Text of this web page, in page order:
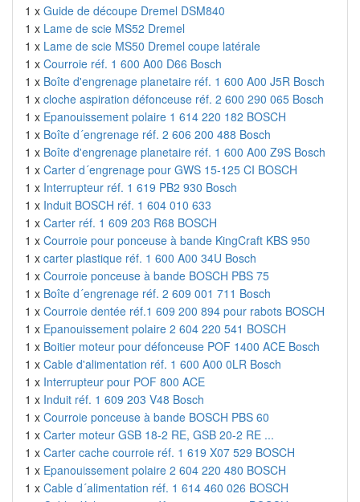
1 x Guide de découpe Dremel DSM840
1 x Lame de scie MS52 Dremel
1 x Lame de scie MS50 Dremel coupe latérale
1 x Courroie réf. 1 600 A00 D66 Bosch
1 x Boîte d'engrenage planetaire réf. 1 600 A00 J5R Bosch
1 x cloche aspiration défonceuse réf. 2 600 290 065 Bosch
1 x Epanouissement polaire 1 614 220 182 BOSCH
1 x Boîte d´engrenage réf. 2 606 200 488 Bosch
1 x Boîte d'engrenage planetaire réf. 1 600 A00 Z9S Bosch
1 x Carter d´engrenage pour GWS 15-125 CI BOSCH
1 x Interrupteur réf. 1 619 PB2 930 Bosch
1 x Induit BOSCH réf. 1 604 010 633
1 x Carter réf. 1 609 203 R68 BOSCH
1 x Courroie pour ponceuse à bande KingCraft KBS 950
1 x carter plastique réf. 1 600 A00 34U Bosch
1 x Courroie ponceuse à bande BOSCH PBS 75
1 x Boîte d´engrenage réf. 2 609 001 711 Bosch
1 x Courroie dentée réf.1 609 200 894 pour rabots BOSCH
1 x Epanouissement polaire 2 604 220 541 BOSCH
1 x Boitier moteur pour défonceuse POF 1400 ACE Bosch
1 x Cable d'alimentation réf. 1 600 A00 0LR Bosch
1 x Interrupteur pour POF 800 ACE
1 x Induit réf. 1 609 203 V48 Bosch
1 x Courroie ponceuse à bande BOSCH PBS 60
1 x Carter moteur GSB 18-2 RE, GSB 20-2 RE ...
1 x Carter cache courroie réf. 1 619 X07 529 BOSCH
1 x Epanouissement polaire 2 604 220 480 BOSCH
1 x Cable d´alimentation réf. 1 614 460 026 BOSCH